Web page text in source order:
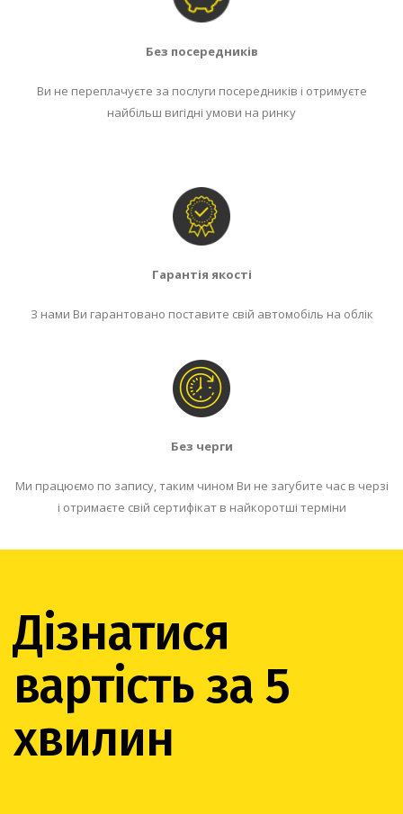
Без посередників
Ви не переплачуєте за послуги посередників і отримуєте
найбільш вигідні умови на ринку
Гарантія якості
З нами Ви гарантовано поставите свій автомобіль на облік
Без черги
Ми працюємо по запису, таким чином Ви не загубите час в черзі
і отримаєте свій сертифікат в найкоротші терміни
Дізнатися
вартість за 5
хвилин